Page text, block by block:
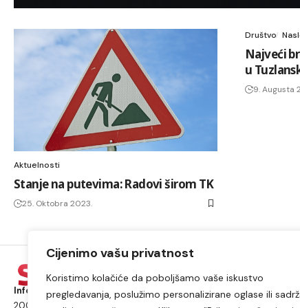
Cijenimo vašu privatnost
Koristimo kolačiće da poboljšamo vaše iskustvo
pregledavanja, poslužimo personalizirane oglase ili
Aktuelnosti
Stanje na putevima: Radovi širom TK
25. Oktobra 2023.
Društvo
Najveći
u
9. Augusta
Informacije iz Lukavca kojima možete vjerovati.Postojimo od
2009. godine i od tada smo najposjećeniji internet portal i